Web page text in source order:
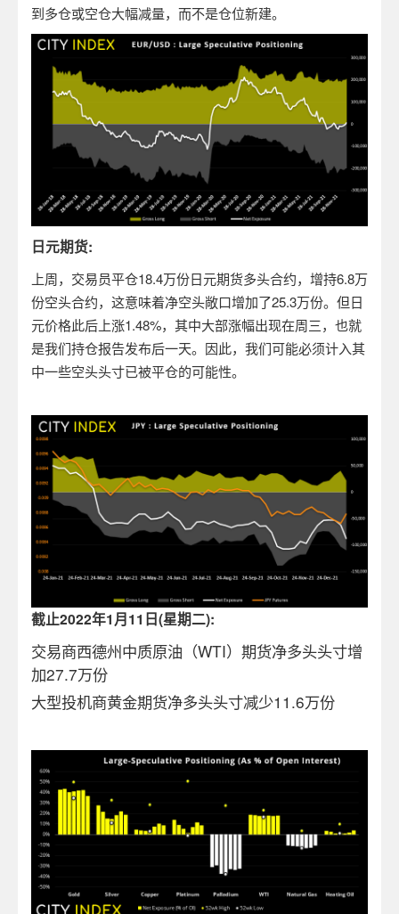
到多仓或空仓大幅减量，而不是仓位新建。
日元期货:
上周，交易员平仓18.4万份日元期货多头合约，增持6.8万
份空头合约，这意味着净空头敞口增加了25.3万份。但日
元价格此后上涨1.48%，其中大部涨幅出现在周三，也就
是我们持仓报告发布后一天。因此，我们可能必须计入其
中一些空头头寸已被平仓的可能性。
截止2022年1月11日(星期二):
交易商西德州中质原油（WTI）期货净多头头寸增
加27.7万份
大型投机商黄金期货净多头头寸减少11.6万份